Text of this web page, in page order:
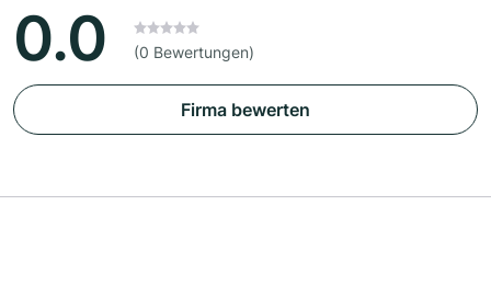
0.0 (0 Bewertungen)
Firma bewerten